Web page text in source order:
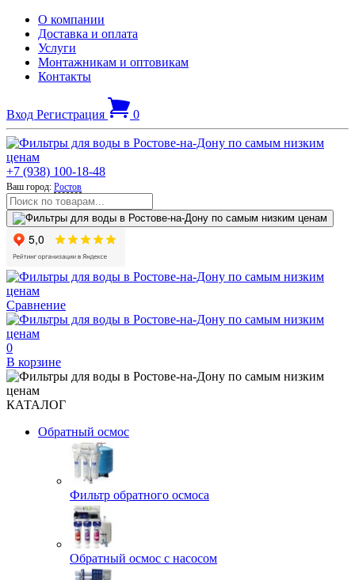
О компании
Доставка и оплата
Услуги
Монтажникам и оптовикам
Контакты
Вход Регистрация 0
+7 (938) 100-18-48
Ваш город: Ростов
Сравнение
0
В корзине
КАТАЛОГ
Обратный осмос
Фильтр обратного осмоса
Обратный осмос с насосом